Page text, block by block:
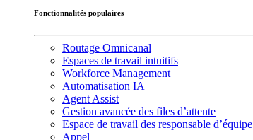
Fonctionnalités populaires
Routage Omnicanal
Espaces de travail intuitifs
Workforce Management
Automatisation IA
Agent Assist
Gestion avancée des files d’attente
Espace de travail des responsable d’équipe
Appel